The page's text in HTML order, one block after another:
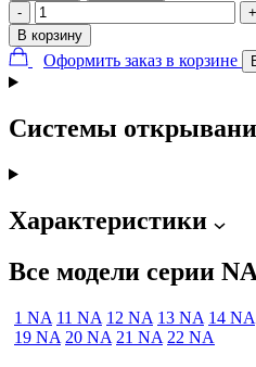
-
+
В корзину
Оформить заказ в корзине
Системы
Характеристики
Все модели серии NA
1 NA 11 NA 12 NA 13 NA 14 NA
19 NA 20 NA 21 NA 22 NA